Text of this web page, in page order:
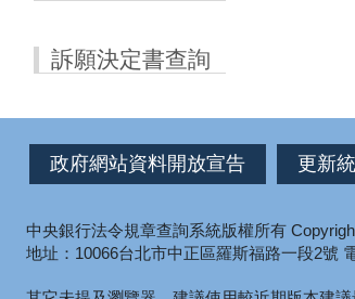
訴願決定書查詢
政府網站資料開放宣告 更新
中央銀行法令規章查詢系統版權所有
地址：10066台北市中正區羅斯福路一段2號